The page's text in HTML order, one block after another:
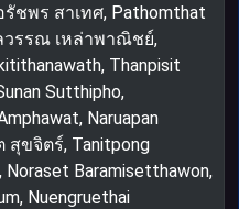
รัชพร สาเทศ, Pathomthat
วรรณ เหล่าพาณิชย์,
Thanpisit
Sutthipho,
Naruapan
สุขจิตร์, Tanitpong
Noraset Baramisetthawon,
Nuengruethai